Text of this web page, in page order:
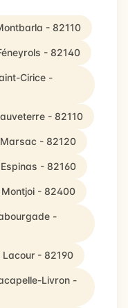
- 82110
- 82140
Cirice -
- 82110
- 82120
- 82160
- 82400
-
- 82190
Livron -